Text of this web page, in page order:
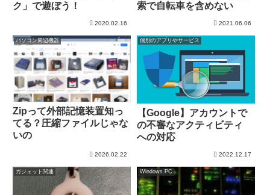
ク」で遊ぼう！
2020.02.16
索で自転車を含めない
2021.06.06
パソコン周辺機器
Zipって外部記憶装置知っ
てる？圧縮ファイルじゃな
いの
2026.02.22
個別のアプリやサービス
【Google】アカウントで
の不審なアクティビティ
への対応
2022.12.17
ガジェット関連 Windows PC